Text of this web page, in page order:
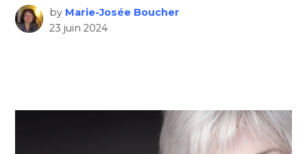
by Marie-Josée Boucher
23 juin 2024